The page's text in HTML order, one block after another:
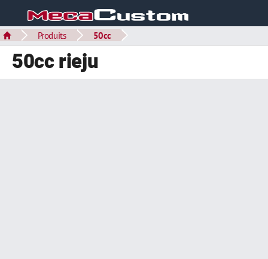
Produits 50cc
50cc rieju